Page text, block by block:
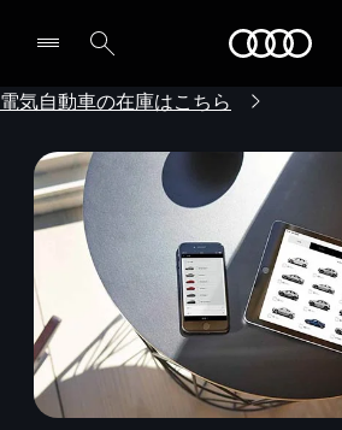
電気自動車の在庫はこちら